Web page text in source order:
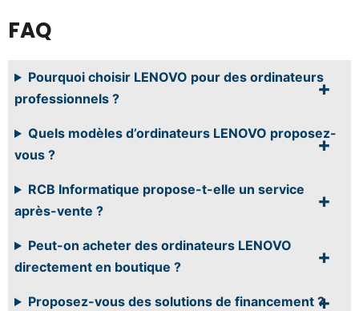
FAQ
Pourquoi choisir LENOVO pour des ordinateurs
professionnels ?
Quels modèles d’ordinateurs LENOVO proposez-
vous ?
RCB Informatique propose-t-elle un service
après-vente ?
Peut-on acheter des ordinateurs LENOVO
directement en boutique ?
Proposez-vous des solutions de financement ?